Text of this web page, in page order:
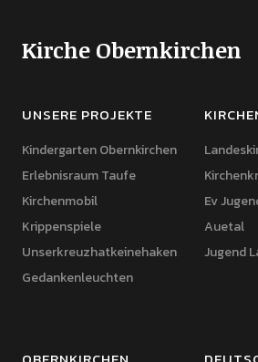
Kirche Obernkirchen
UNSERE PROJEKTE
Kindergarten Obernkirchen
Erlebnisraum Taufe
Kirchenmobil
Krippenspiele
Unserkreuzhatkeinehaken
Gedankenleuchten
Ev
Auetal
Jugend